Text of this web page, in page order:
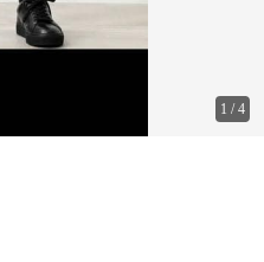
1 /4